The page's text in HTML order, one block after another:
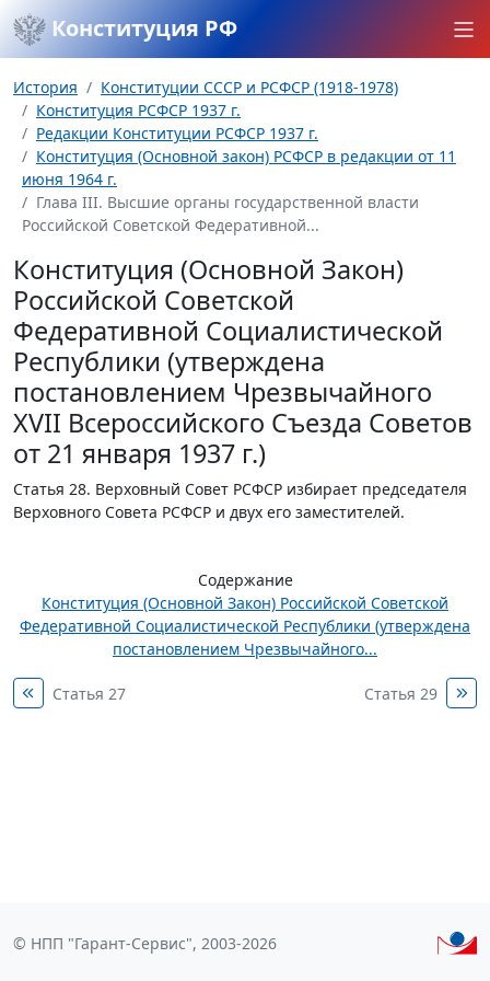
Конституция РФ
История
Конституции СССР и РСФСР (1918-1978)
Конституция РСФСР 1937 г.
Редакции Конституции РСФСР 1937 г.
Конституция (Основной закон) РСФСР в редакции от 11
июня 1964 г.
Глава III. Высшие органы государственной власти
Российской Советской Федеративной...
Конституция (Основной Закон)
Российской Советской
Федеративной Социалистической
Республики (утверждена
постановлением Чрезвычайного
XVII Всероссийского Съезда Советов
от 21 января 1937 г.)
Статья 28. Верховный Совет РСФСР избирает председателя
Верховного Совета РСФСР и двух его заместителей.
Содержание
Конституция (Основной Закон) Российской Советской
Федеративной Социалистической Республики (утверждена
постановлением Чрезвычайного...
Статья 27 Статья 29
© НПП "Гарант-Сервис", 2003-2026